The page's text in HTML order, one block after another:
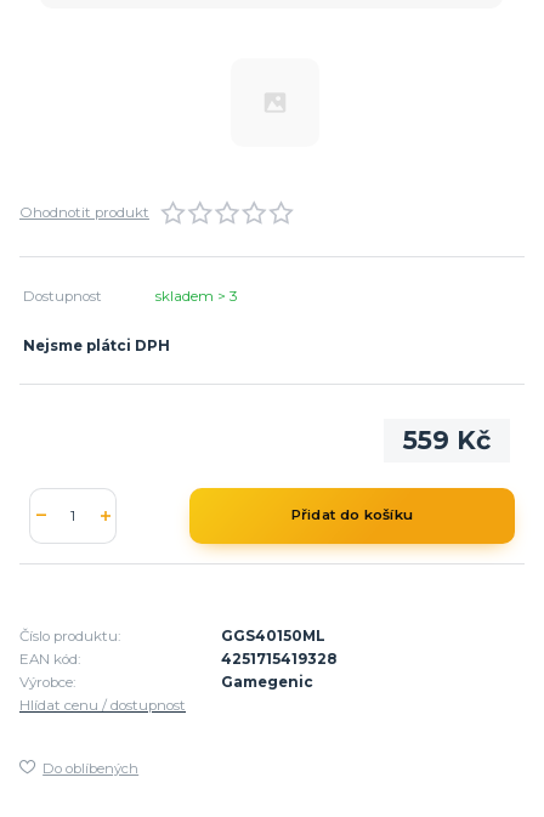
Ohodnotit produkt
Dostupnost skladem > 3
Nejsme plátci DPH
559 Kč
Přidat do košíku
Číslo produktu:
GGS40150ML
EAN kód:
4251715419328
Výrobce:
Gamegenic
Hlídat cenu / dostupnost
Do oblíbených